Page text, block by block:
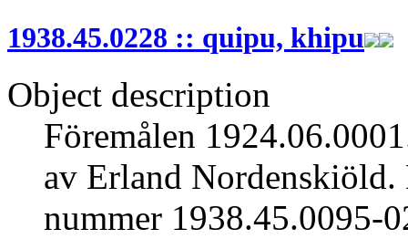
1938.45.0228 :: quipu, khipu
Object description
Föremålen
av Erland Nordenskiöld.
nummer 1938.45.0095-